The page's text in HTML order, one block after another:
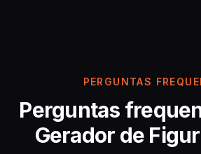
PERGUNTAS
Perguntas
Gerador de